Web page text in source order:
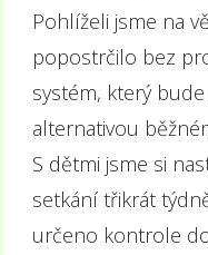
Pohlíželi jsme na
popostrčilo bez
systém, který
alternativou
S dětmi jsme si
setkání třikrát
určeno kontrole